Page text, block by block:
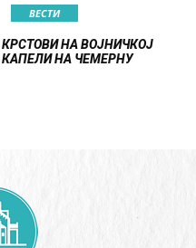
ВЕСТИ
КРСТОВИ НА ВОЈНИЧКОЈ
КАПЕЛИ НА ЧЕМЕРНУ